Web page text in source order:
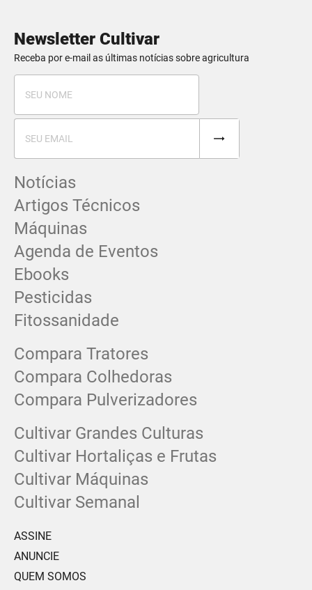
Newsletter Cultivar
Receba por e-mail as últimas notícias sobre agricultura
Notícias
Artigos Técnicos
Máquinas
Agenda de Eventos
Ebooks
Pesticidas
Fitossanidade
Compara Tratores
Compara Colhedoras
Compara Pulverizadores
Cultivar Grandes Culturas
Cultivar Hortaliças e Frutas
Cultivar Máquinas
Cultivar Semanal
ASSINE
ANUNCIE
QUEM SOMOS